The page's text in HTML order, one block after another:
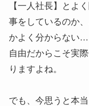
【一人社長】とよ
事をしているのか
かよく分からない…
自由だからこそ実
りますよね。
でも、今思うと本